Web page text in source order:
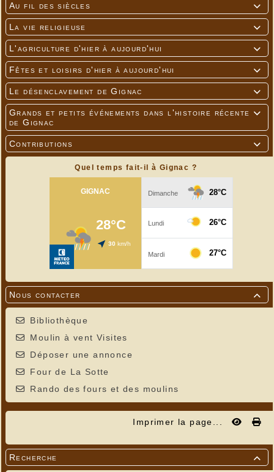

Au fil des siècles

La vie religieuse

L'agriculture d'hier à aujourd'hui

Fêtes et loisirs d'hier à aujourd'hui

Le désenclavement de Gignac

Grands et petits événements dans l'histoire récente
de Gignac

Contributions
Quel temps fait-il à Gignac ?

Nous contacter
Bibliothèque
Moulin à vent Visites
Déposer une annonce
Four de La Sotte
Rando des fours et des moulins
Imprimer la page...

Recherche